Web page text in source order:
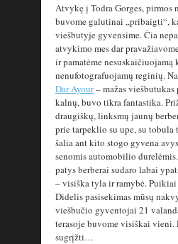
Atvykę į Todra Gorges, pirmos
buvome galutinai „pribaigti“,
viešbutyje gyvensime. Čia
atvykimo mes dar
ir pamatėme nesuskaičiuojamą
nenufotografuojamų reginių.
Dar Ayour– mažas viešbutukas
kalnų, buvo tikra fantastika.
draugiškų, linksmų jaunų
prie tarpeklio su upe, su tobula
šalia ant kito stogo gyvena
senomis automobilio
patys berberai sudaro labai
– visiška tyla ir ramybė.
Didelis pasisekimas mūsų
viešbučio gyventojai 21
terasoje buvome visiškai
sugrįžti…